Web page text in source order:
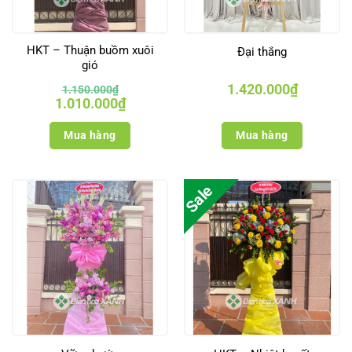
HKT – Thuận buồm xuôi
gió
1.150.000₫
Giá
gốc
là:
1.150.000₫.
1.010.000₫Giá
hiện
tại
Mua hàng
Đại thắng
1.420.000₫
Mua hàng
Sale